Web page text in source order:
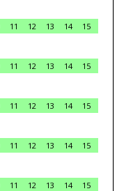
11 12 13 14
15
11 12 13 14
15
11 12 13 14
15
11 12 13 14
15
11 12 13 14
15